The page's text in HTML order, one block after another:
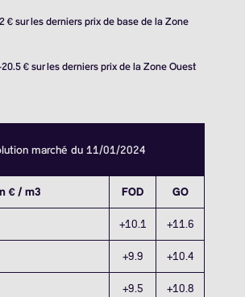
€ sur les derniers prix de base de la Zone
€ sur les derniers prix de la Zone Ouest
marché du 11/01/2024
€ / m3 FOD GO
+10.1 +11.6
+9.9 +10.4
+9.5 +10.8